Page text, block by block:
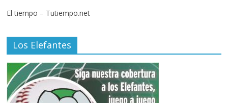
El tiempo – Tutiempo.net
Los Elefantes